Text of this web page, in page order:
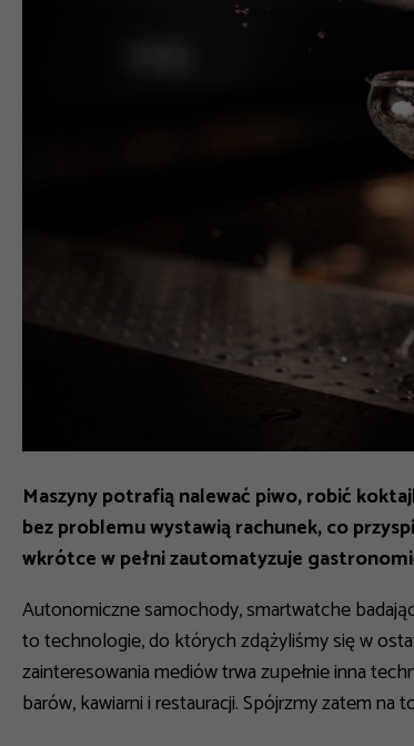
Maszyny potrafią nalewać piwo, robić
bez problemu wystawią rachunek, co
wkrótce w pełni zautomatyzuje
Autonomiczne samochody, smartwatche
to technologie, do których zdążyliśmy się w
zainteresowania mediów trwa zupełnie inna
barów, kawiarni i restauracji. Spójrzmy zatem